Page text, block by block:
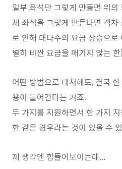
일부 좌석만 그렇게 만들면 위
체 좌석을 그렇게 만든다면 객
로 인해 대다수의 요금 상승으
별히 비싼 요금을 매기지 않는 한)
어떤 방법으로 대처해도, 결국
용이 들어간다는 거죠.
두 가지를 지원하면서 한 가지
한 같은 경우라는 것이 있을 수
제 생각엔 힘들어보이는데...